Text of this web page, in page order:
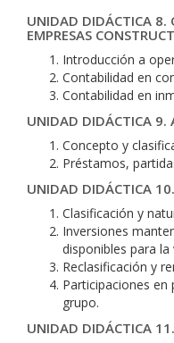
UNIDAD DIDÁCTICA 8.
EMPRESAS
Introducción a
Contabilidad en
Contabilidad en
UNIDAD DIDÁCTICA 9.
Concepto y
Préstamos,
UNIDAD DIDÁCTICA
Clasificación y
Inversiones
disponibles para la
Reclasificación y
Participaciones
grupo.
UNIDAD DIDÁCTICA